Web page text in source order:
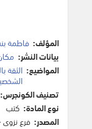
المؤلف: فاطمة
بيانات النشر:
المواضيع: الثقة
تصنيف الكونجرس:
نوع المادة: كتب
المصدر: فرع نزوى